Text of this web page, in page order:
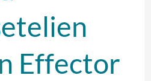
Effector